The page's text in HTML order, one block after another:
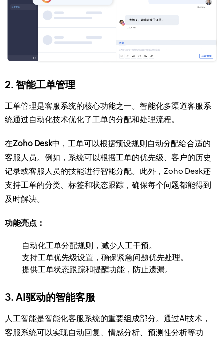
2. 智能工单管理
工单管理是客服系统的核心功能之一。智能化多渠道客服系
统通过自动化技术优化了工单的分配和处理流程。
在Zoho Desk中，工单可以根据预设规则自动分配给合适的
客服人员。例如，系统可以根据工单的优先级、客户的历史
记录或客服人员的技能进行智能分配。此外，Zoho Desk还
支持工单的分类、标签和状态跟踪，确保每个问题都能得到
及时解决。
功能亮点：
自动化工单分配规则，减少人工干预。
支持工单优先级设置，确保紧急问题优先处理。
提供工单状态跟踪和提醒功能，防止遗漏。
3. AI驱动的智能客服
人工智能是智能化客服系统的重要组成部分。通过AI技术，
客服系统可以实现自动回复、情感分析、预测性分析等功